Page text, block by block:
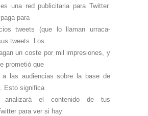
es una red publicitaria para Twitter.
para
tweets (que lo llaman urraca-
tweets. Los
un coste por mil impresiones, y
prometió que
a las audiencias sobre la base de
Esto significa
analizará el contenido de tus
para ver si hay